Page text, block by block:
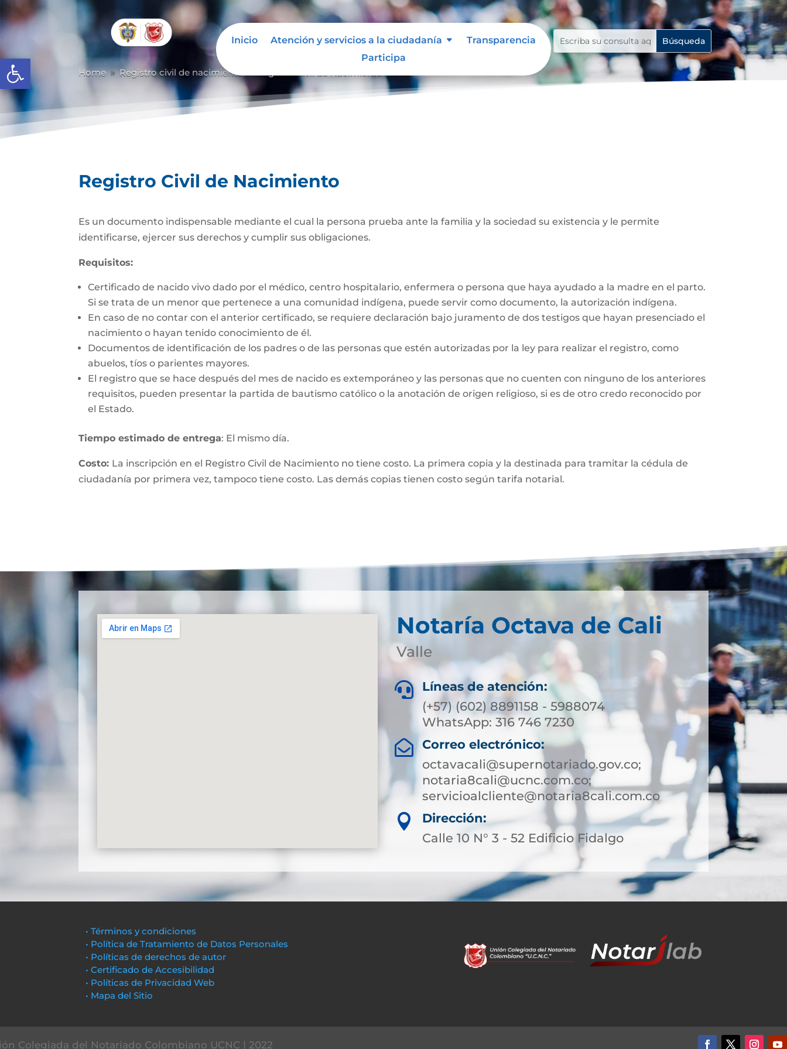
Abrir barra de herramientas
Inicio Atención y servicios a la ciudadanía
Transparencia
Participa
Home 9 Registro civil de nacimiento
Registro Civil de Nacimiento
Es un documento indispensable mediante el cual la persona prueba ante la familia y la sociedad su existencia y le permite
identificarse, ejercer sus derechos y cumplir sus obligaciones.
Requisitos:
Certificado de nacido vivo dado por el médico, centro hospitalario, enfermera o persona que haya ayudado a la madre en el parto.
Si se trata de un menor que pertenece a una comunidad indígena, puede servir como documento, la autorización indígena.
En caso de no contar con el anterior certificado, se requiere declaración bajo juramento de dos testigos que hayan presenciado el
nacimiento o hayan tenido conocimiento de él.
Documentos de identificación de los padres o de las personas que estén autorizadas por la ley para realizar el registro, como
abuelos, tíos o parientes mayores.
El registro que se hace después del mes de nacido es extemporáneo y las personas que no cuenten con ninguno de los anteriores
requisitos, pueden presentar la partida de bautismo católico o la anotación de origen religioso, si es de otro credo reconocido por
el Estado.
Tiempo estimado de entrega: El mismo día.
Costo: La inscripción en el Registro Civil de Nacimiento no tiene costo. La primera copia y la destinada para tramitar la cédula de
ciudadanía por primera vez, tampoco tiene costo. Las demás copias tienen costo según tarifa notarial.
Notaría Octava de Cali
Valle

Líneas de atención:
(+57) (602) 8891158 - 5988074
WhatsApp: 316 746 7230

Correo electrónico:
octavacali@supernotariado.gov.co;
notaria8cali@ucnc.com.co;
servicioalcliente@notaria8cali.com.co

Dirección:
Calle 10 N° 3 - 52 Edificio Fidalgo
• Términos y condiciones
• Política de Tratamiento de Datos Personales
• Políticas de derechos de autor
• Certificado de Accesibilidad
• Políticas de Privacidad Web
• Mapa del Sitio
Colegiada del Notariado Colombiano UCNC | 2022